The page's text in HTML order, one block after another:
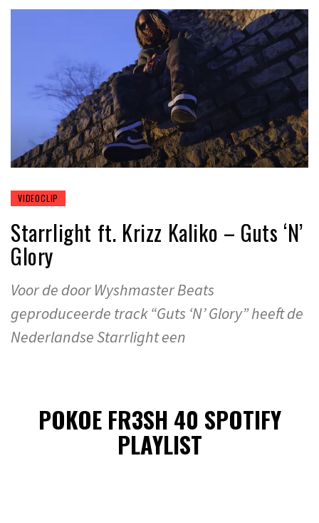
VIDEOCLIP
Starrlight ft. Krizz Kaliko – Guts ‘N’
Glory
Voor de door Wyshmaster Beats
geproduceerde track “Guts ‘N’ Glory” heeft de
Nederlandse Starrlight een
POKOE FR3SH 40 SPOTIFY
PLAYLIST